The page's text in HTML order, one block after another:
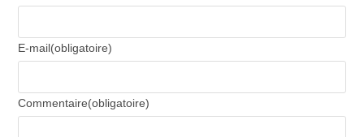
E-mail(obligatoire)
Commentaire(obligatoire)